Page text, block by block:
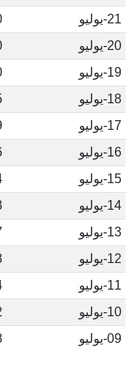
21-يوليو
20-يوليو
19-يوليو
18-يوليو
17-يوليو
16-يوليو
15-يوليو
14-يوليو
13-يوليو
12-يوليو
11-يوليو
10-يوليو
09-يوليو